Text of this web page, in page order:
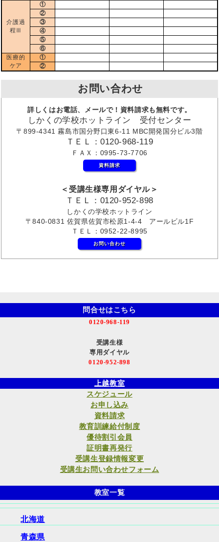
介護過
程Ⅲ
①
②
③
④
⑤
⑥
医療的
ケア
①
②
お問い合わせ
詳しくはお電話、メールで！資料請求も無料です。
しかくの学校ホットライン 受付センター
〒899-4341 霧島市国分野口東6-11 MBC開発国分ビル3階
ＴＥＬ：0120-968-119
ＦＡＸ：0995-73-7706
資料請求
＜受講生様専用ダイヤル＞
ＴＥＬ：0120-952-898
しかくの学校ホットライン
〒840-0831 佐賀県佐賀市松原1-4-4 アールビル1F
ＴＥＬ：0952-22-8995
お問い合わせ
問合せはこちら
0120-968-119
受講生様
専用ダイヤル
0120-952-898
上越教室
スケジュール
お申し込み
資料請求
教育訓練給付制度
優待割引会員
証明書再発行
受講生登録情報変更
受講生お問い合わせフォーム
教室一覧
北海道
青森県